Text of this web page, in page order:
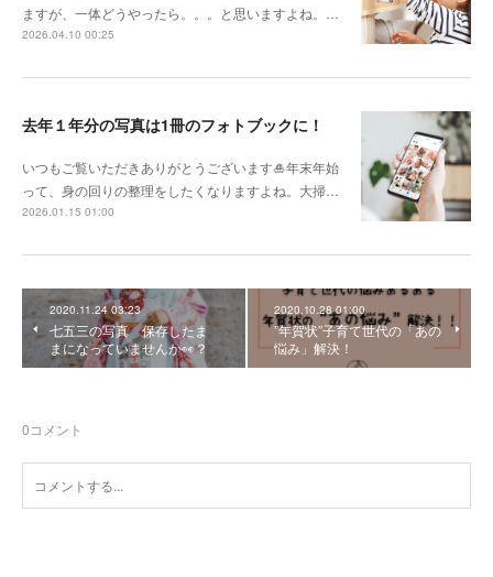
ますが、一体どうやったら。。。と思いますよね。…
2026.04.10 00:25
去年１年分の写真は1冊のフォトブックに！
いつもご覧いただきありがとうございます🎍年末年始
って、身の回りの整理をしたくなりますよね。大掃…
2026.01.15 01:00
2020.11.24 03:23
七五三の写真 保存したま
まになっていませんか👀？
2020.10.28 01:00
”年賀状”子育て世代の「あの
悩み」解決！
0コメント